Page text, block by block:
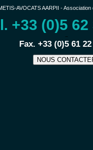
AVOCATS AARPII -
+33 (0)5 62
−
Fax. +33 (0)5 61
NOUS